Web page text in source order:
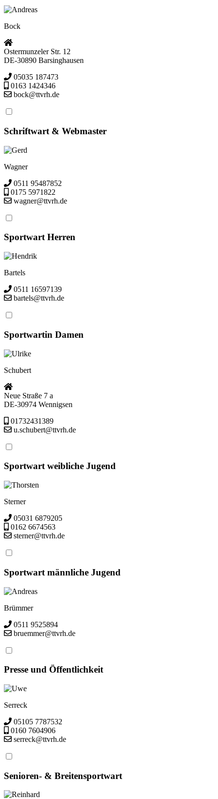
Andreas
Bock
Ostermunzeler Str. 12
DE-30890 Barsinghausen
05035 187473
0163 1424346
bock@ttvrh.de
Schriftwart & Webmaster
Gerd
Wagner
0511 95487852
0175 5971822
wagner@ttvrh.de
Sportwart Herren
Hendrik
Bartels
0511 16597139
bartels@ttvrh.de
Sportwartin Damen
Ulrike
Schubert
Neue Straße 7 a
DE-30974 Wennigsen
01732431389
u.schubert@ttvrh.de
Sportwart weibliche Jugend
Thorsten
Sterner
05031 6879205
0162 6674563
sterner@ttvrh.de
Sportwart männliche Jugend
Andreas
Brümmer
0511 9525894
bruemmer@ttvrh.de
Presse und Öffentlichkeit
Uwe
Serreck
05105 7787532
0160 7604906
serreck@ttvrh.de
Senioren- & Breitensportwart
Reinhard